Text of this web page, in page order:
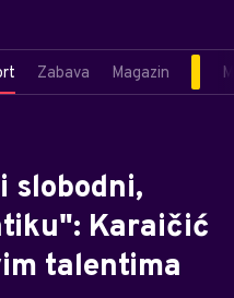
Zabava Magazin
slobodni,
Karaičić
talentima